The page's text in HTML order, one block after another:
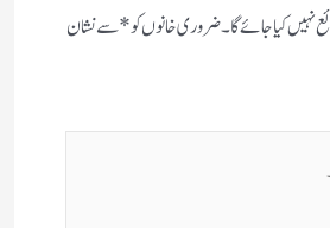
کیا جائے گا۔ضروری خانوں کو*سے نشان